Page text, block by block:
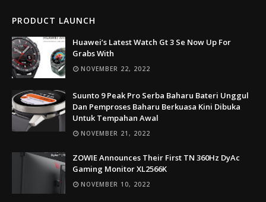
PRODUCT LAUNCH
Huawei’s Latest Watch Gt 3 Se Now Up For
Grabs With
NOVEMBER 22, 2022
Suunto 9 Peak Pro Serba Baharu Bateri Unggul
Dan Pemproses Baharu Berkuasa Kini Dibuka
Untuk Tempahan Awal
NOVEMBER 21, 2022
ZOWIE Announces Their First TN 360Hz DyAc
Gaming Monitor XL2566K
NOVEMBER 10, 2022